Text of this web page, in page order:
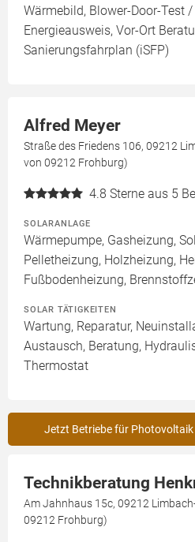
Wärmebild, Blower-Door-Test
Energieausweis, Vor-Ort
Sanierungsfahrplan (iSFP)
Alfred Meyer
Straße des Friedens 106, 09212
von 09212 Frohburg)
4.8 Sterne aus 5
SOLARANLAGE
Wärmepumpe, Gasheizung,
Pelletheizung, Holzheizung,
Fußbodenheizung,
SOLAR TÄTIGKEITEN
Wartung, Reparatur,
Austausch, Beratung,
Thermostat
Jetzt Betriebe für
Technikberatung
Am Jahnhaus 15c, 09212
09212 Frohburg)